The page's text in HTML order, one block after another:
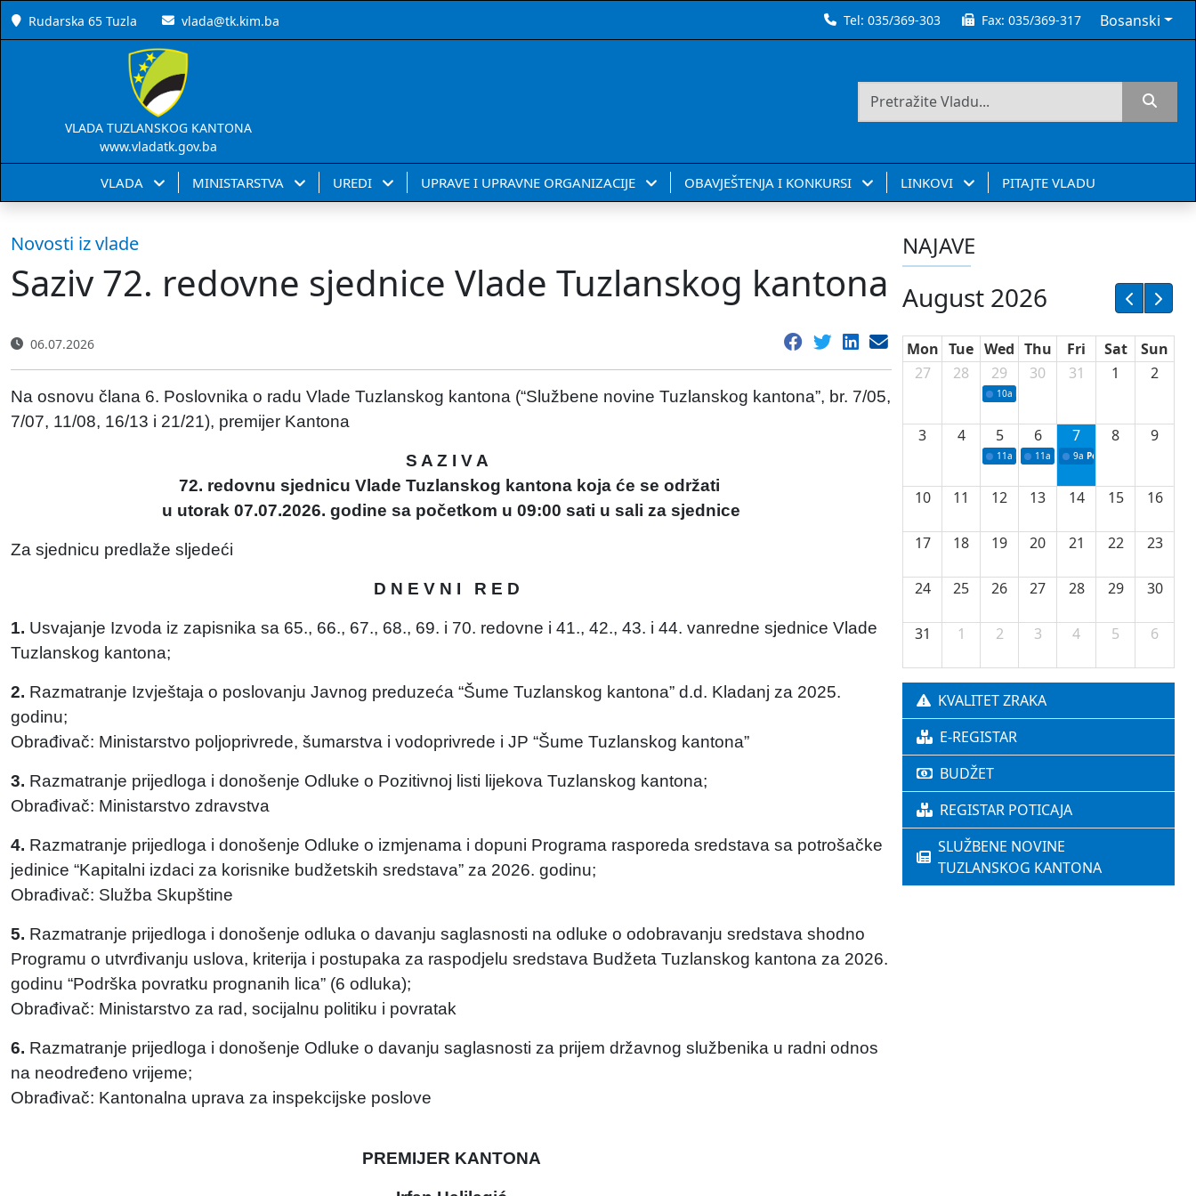
Rudarska 65 Tuzla vlada@tk.kim.ba Tel:035/369-303 Fax:035/369-317 Bosanski
VLADA TUZLANSKOG KANTONA
www.vladatk.gov.ba
VLADA MINISTARSTVA UREDI UPRAVE I UPRAVNE ORGANIZACIJE OBAVJEŠTENJA I KONKURSI LINKOVI PITAJTE VLADU
Novosti iz vlade
Saziv 72. redovne sjednice Vlade Tuzlanskog kantona
06.07.2026
Na osnovu člana 6. Poslovnika o radu Vlade Tuzlanskog kantona (“Službene novine Tuzlanskog kantona”, br. 7/05,
7/07, 11/08, 16/13 i 21/21), premijer Kantona
S A Z I V A
72. redovnu sjednicu Vlade Tuzlanskog kantona koja će se održati
u utorak 07.07.2026. godine sa početkom u 09:00 sati u sali za sjednice
Za sjednicu predlaže sljedeći
D N E V N I R E D
1. Usvajanje Izvoda iz zapisnika sa 65., 66., 67., 68., 69. i 70. redovne i 41., 42., 43. i 44. vanredne sjednice Vlade
Tuzlanskog kantona;
2. Razmatranje Izvještaja o poslovanju Javnog preduzeća “Šume Tuzlanskog kantona” d.d. Kladanj za 2025.
godinu;
Obrađivač: Ministarstvo poljoprivrede, šumarstva i vodoprivrede i JP “Šume Tuzlanskog kantona”
3. Razmatranje prijedloga i donošenje Odluke o Pozitivnoj listi lijekova Tuzlanskog kantona;
Obrađivač: Ministarstvo zdravstva
4. Razmatranje prijedloga i donošenje Odluke o izmjenama i dopuni Programa rasporeda sredstava sa potrošačke
jedinice “Kapitalni izdaci za korisnike budžetskih sredstava” za 2026. godinu;
Obrađivač: Služba Skupštine
5. Razmatranje prijedloga i donošenje odluka o davanju saglasnosti na odluke o odobravanju sredstava shodno
Programu o utvrđivanju uslova, kriterija i postupaka za raspodjelu sredstava Budžeta Tuzlanskog kantona za 2026.
godinu “Podrška povratku prognanih lica” (6 odluka);
Obrađivač: Ministarstvo za rad, socijalnu politiku i povratak
6. Razmatranje prijedloga i donošenje Odluke o davanju saglasnosti za prijem državnog službenika u radni odnos
na neodređeno vrijeme;
Obrađivač: Kantonalna uprava za inspekcijske poslove
PREMIJER KANTONA
NAJAVE
August 2026
Mon Tue Wed Thu Fri Sat
Sun
27
28 29
10a Potpisivanje ugovora sa neprofitnim
30 31 1 2
3 4 5
11a Potpisivanje ugovora o stipendijama
6
11a Podrška razvoju vodne
7
9a Početak izgradnje nove
8 9
10 11 12 13 14 15 16
17 18 19 20 21 22 23
24 25 26 27 28 29 30
31 1 2 3 4 5 6
KVALITET ZRAKA
E-REGISTAR
BUDŽET
REGISTAR POTICAJA
SLUŽBENE NOVINE
TUZLANSKOG KANTONA